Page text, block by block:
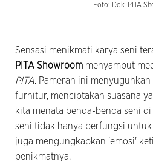
Foto: Dok. PITA
Sensasi menikmati karya seni
PITA Showroom menyambut
PITA. Pameran ini
furnitur, menciptakan suasana
kita menata benda-benda seni
seni tidak hanya berfungsi
juga mengungkapkan 'emosi'
penikmatnya.